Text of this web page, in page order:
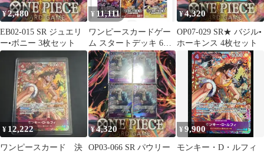
¥2,480
EB02-015 SR ジュエリ
ー•ボニー 3枚セット
¥ 11,111
ワンピースカードゲー
ム スタートデッキ 6種
セット 新品未使用 未開
封品
¥4,320
OP07-029 SR★ バジル•
ホーキンス 4枚セット
¥ 12,222
ワンピースカード 決
¥4,320
OP03-066 SR パウリー
¥9,900
モンキー・D・ルフィ